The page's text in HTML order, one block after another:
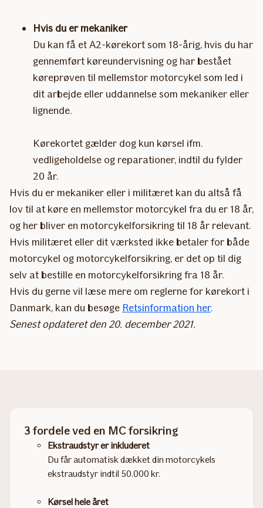
Hvis du er mekaniker
Du kan få et A2-kørekort som 18-årig, hvis du har
gennemført køreundervisning og har bestået
køreprøven til mellemstor motorcykel som led i
dit arbejde eller uddannelse som mekaniker eller
lignende.
Kørekortet gælder dog kun kørsel ifm.
vedligeholdelse og reparationer, indtil du fylder
20 år.
Hvis du er mekaniker eller i militæret kan du altså få
lov til at køre en mellemstor motorcykel fra du er 18 år,
og her bliver en motorcykelforsikring til 18 år relevant.
Hvis militæret eller dit værksted ikke betaler for både
motorcykel og motorcykelforsikring, er det op til dig
selv at bestille en motorcykelforsikring fra 18 år.
Hvis du gerne vil læse mere om reglerne for kørekort i
Danmark, kan du besøge Retsinformation her.
Senest opdateret den 20. december 2021.
3 fordele ved en MC forsikring
Ekstraudstyr er inkluderet
Du får automatisk dækket din motorcykels
ekstraudstyr indtil 50.000 kr.
Kørsel hele året